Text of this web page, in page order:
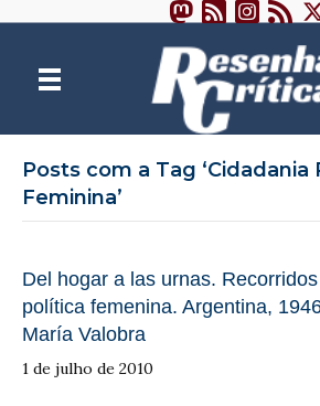
Posts com a Tag ‘Cidadania
Feminina’
Del hogar a las urnas.
política femenina. Argentina,
María Valobra
1 de julho de 2010